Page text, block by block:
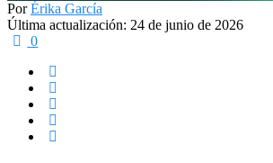
PorÉrika García
Última actualización: 24 de junio de 2026
0